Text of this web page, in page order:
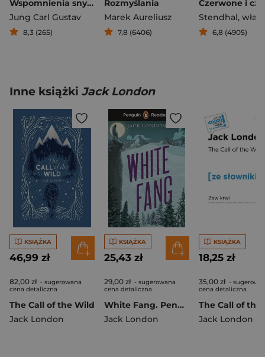
Wspomnienia sny myśli
Jung Carl Gustav
8,3 (265)
Rozmyślania
Marek Aureliusz
7,8 (6406)
Czerwone i
Stendhal, właśc.
6,8 (4905)
Inne książki Jack London
KSIĄŻKA
46,99 zł
82,00 zł - sugerowana
cena detaliczna
The Call of the Wild
Jack London
KSIĄŻKA
25,43 zł
29,00 zł - sugerowana
cena detaliczna
White Fang. Penguin Readers Level 6 wer. angielska
Jack London
KSIĄŻKA
18,25 zł
35,00 zł -
cena detaliczna
Jack London